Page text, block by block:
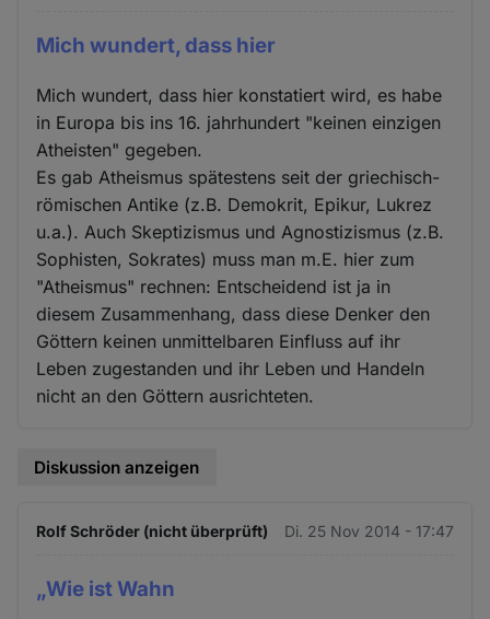
Mich wundert, dass hier
Mich wundert, dass hier konstatiert wird, es habe
in Europa bis ins 16. jahrhundert "keinen einzigen
Atheisten" gegeben.
Es gab Atheismus spätestens seit der griechisch-
römischen Antike (z.B. Demokrit, Epikur, Lukrez
u.a.). Auch Skeptizismus und Agnostizismus (z.B.
Sophisten, Sokrates) muss man m.E. hier zum
"Atheismus" rechnen: Entscheidend ist ja in
diesem Zusammenhang, dass diese Denker den
Göttern keinen unmittelbaren Einfluss auf ihr
Leben zugestanden und ihr Leben und Handeln
nicht an den Göttern ausrichteten.
Diskussion anzeigen
Rolf Schröder (nicht überprüft) Di. 25 Nov 2014 - 17:47
„Wie ist Wahn